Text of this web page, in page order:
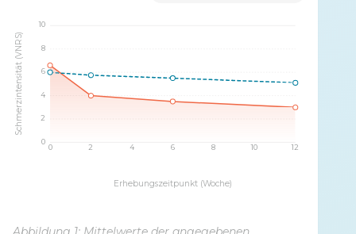
Schmerzintensität (VNRS)
Erhebungszeitpunkt (Woche)
0
2
4
6
8
10
0 2 4 6 8 10 12